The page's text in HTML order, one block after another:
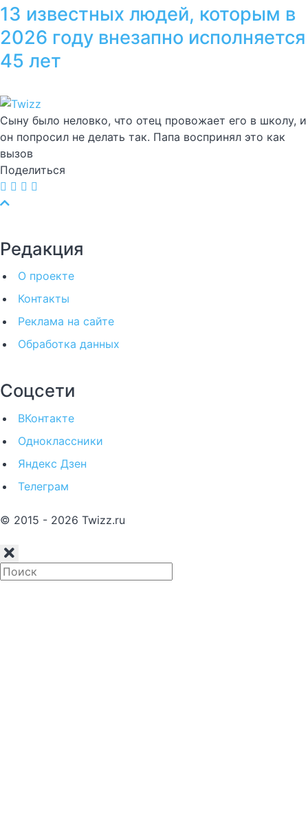
13 известных людей, которым в
2026 году внезапно исполняется
45 лет
Сыну было неловко, что отец провожает его в школу, и
он попросил не делать так. Папа воспринял это как
вызов
Поделиться
Редакция
О проекте
Контакты
Реклама на сайте
Обработка данных
Соцсети
ВКонтакте
Одноклассники
Яндекс Дзен
Телеграм
© 2015 - 2026 Twizz.ru